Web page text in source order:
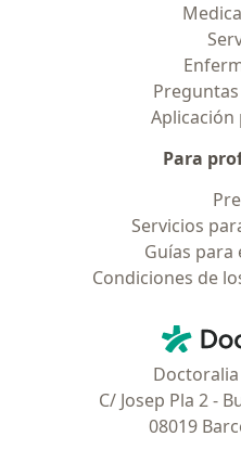
Aplicación
Para
Servicios
Guías para
Condiciones de
C/ Josep Pla 2 -
08019